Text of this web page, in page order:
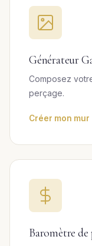
Générateur
Composez
perçage.
Créer mon mur
Baromètre de